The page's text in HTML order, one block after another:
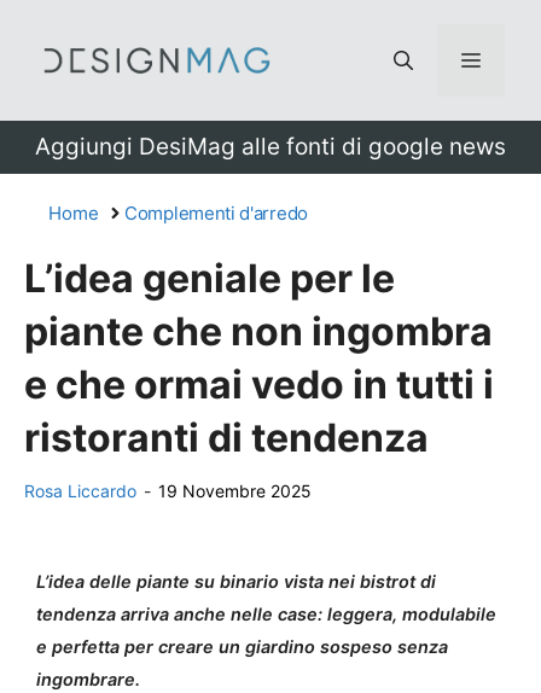
Menu
Aggiungi DesiMag alle fonti di google news
Home Complementi d'arredo
L’idea geniale per le
piante che non ingombra
e che ormai vedo in tutti i
ristoranti di tendenza
Rosa Liccardo - 19 Novembre 2025
L’idea delle piante su binario vista nei bistrot di
tendenza arriva anche nelle case: leggera, modulabile
e perfetta per creare un giardino sospeso senza
ingombrare.